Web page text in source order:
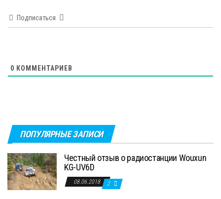
Подписаться
0 КОММЕНТАРИЕВ
ПОПУЛЯРНЫЕ ЗАПИСИ
Честный отзыв о радиостанции Wouxun
KG-UV6D
08.06.2018 2